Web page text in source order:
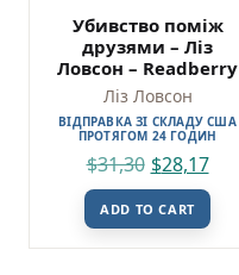
Убивство поміж
друзями – Ліз
Ловсон – Readberry
Ліз Ловсон
ВІДПРАВКА ЗІ СКЛАДУ США
ПРОТЯГОМ 24 ГОДИН
$31,30 $28,17
ADD TO CART